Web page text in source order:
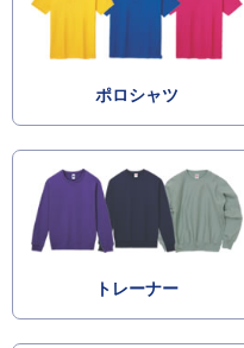
ポロシャツ
トレーナー